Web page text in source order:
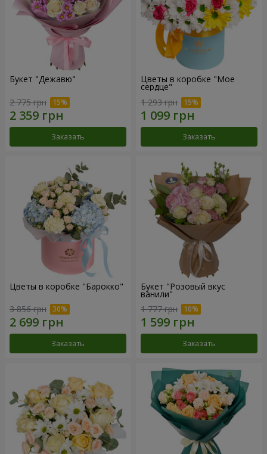
Букет "Дежавю"
2 775 грн
Заказать
Цветы в коробке "Мое
сердце"
1 293 грн
Заказать
Цветы в коробке "Барокко"
3 856 грн
Заказать
Букет "Розовый вкус
ванили"
1 777 грн
Заказать